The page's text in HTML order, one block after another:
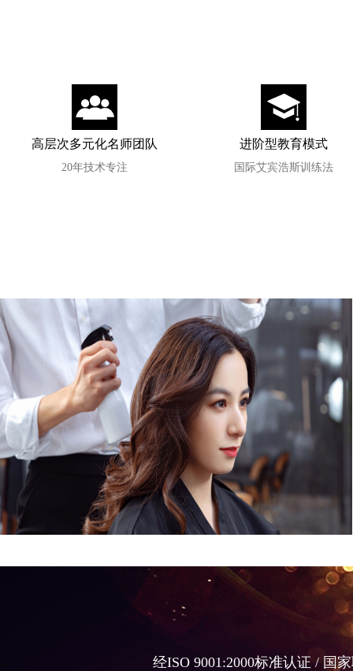
高层次多元化名师团队
20年技术专注
进阶型教育模式
国际艾宾浩斯训练法
经ISO 9001:2000标准认证 / 国